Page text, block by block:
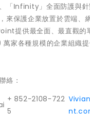
「Infinity」全面防護與
來保護企業放置於雲端、
提供最全面、最直觀的
家各種規模的企業組織提
絡：
+ 852-2108-722
5